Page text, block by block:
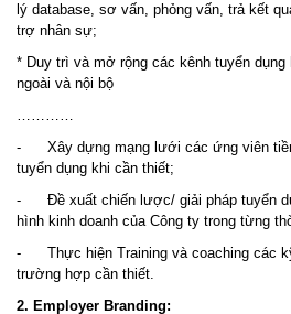
lý database, sơ vấn, phỏng vấn, trả kết
trợ nhân sự;
* Duy trì và mở rộng các kênh tuyển dụng
ngoài và nội bộ
…………
- Xây dựng mạng lưới các ứng viên
tuyển dụng khi cần thiết;
- Đề xuất chiến lược/ giải pháp tuyển
hình kinh doanh của Công ty trong từng
- Thực hiện Training và coaching các
trường hợp cần thiết.
2. Employer Branding: